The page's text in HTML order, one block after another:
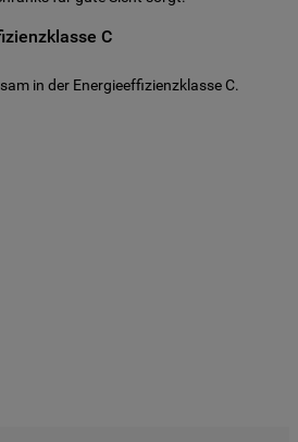
C
in der Energieeffizienzklasse C.